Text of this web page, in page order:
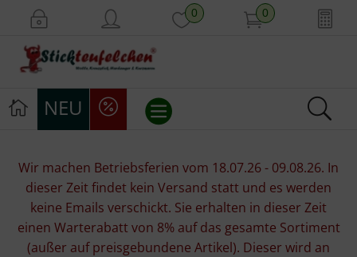
0 0
NEU
Stickpackungen
Stickgarne
Wir machen Betriebsferien vom 18.07.26 - 09.08.26. In
dieser Zeit findet kein Versand statt und es werden
keine Emails verschickt. Sie erhalten in dieser Zeit
einen Warterabatt von 8% auf das gesamte Sortiment
(außer auf preisgebundene Artikel). Dieser wird an